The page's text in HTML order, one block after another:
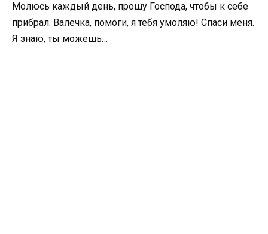
Молюсь каждый день, прошу Господа, чтобы к себе
прибрал. Валечка, помоги, я тебя умоляю! Спаси меня.
Я знаю, ты можешь…